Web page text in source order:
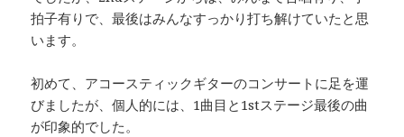
拍子有りで、最後はみんなすっかり打ち解けていたと思
います。
初めて、アコースティックギターのコンサートに足を運
びましたが、個人的には、1曲目と1stステージ最後の曲
が印象的でした。